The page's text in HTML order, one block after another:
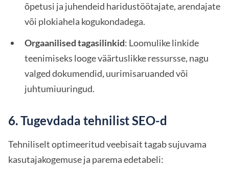
õpetusi ja juhendeid haridustöötajate, arendajate
või plokiahela kogukondadega.
Orgaanilised tagasilinkid: Loomulike linkide
teenimiseks looge väärtuslikke ressursse, nagu
valged dokumendid, uurimisaruanded või
juhtumiuuringud.
6. Tugevdada tehnilist SEO-d
Tehniliselt optimeeritud veebisait tagab sujuvama
kasutajakogemuse ja parema edetabeli: